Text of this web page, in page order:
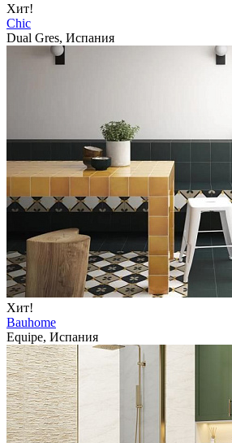
Хит!
Chic
Dual Gres, Испания
Хит!
Bauhome
Equipe, Испания